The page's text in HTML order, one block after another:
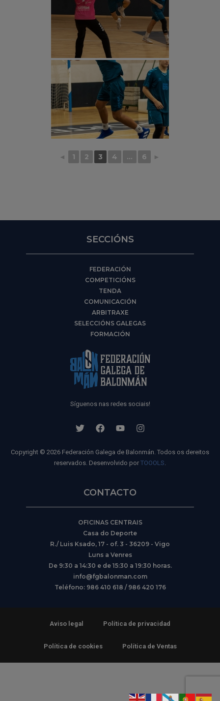
◄ 1 2 3 4 ... 6 ►
SECCIÓNS
FEDERACIÓN
COMPETICIÓNS
TENDA
COMUNICACIÓN
ARBITRAXE
SELECCIÓNS GALEGAS
FORMACIÓN
Síguenos nas redes sociais!
Copyright © 2026 Federación Galega de Balonmán. Todos os dereitos
reservados. Desenvolvido por TOOOLS
CONTACTO
OFICINAS CENTRAIS
Casa do Deporte
R./ Luis Ksado, 17 - of. 3 - 36209 - Vigo
Luns a Venres
De 9:30 a 14:30 e de 15:30 a 19:30 horas.
info@fgbalonman.com
Teléfono: 986 410 618 / 986 420 176
Aviso legal Política de privacidad
Política de cookies Política de Ventas